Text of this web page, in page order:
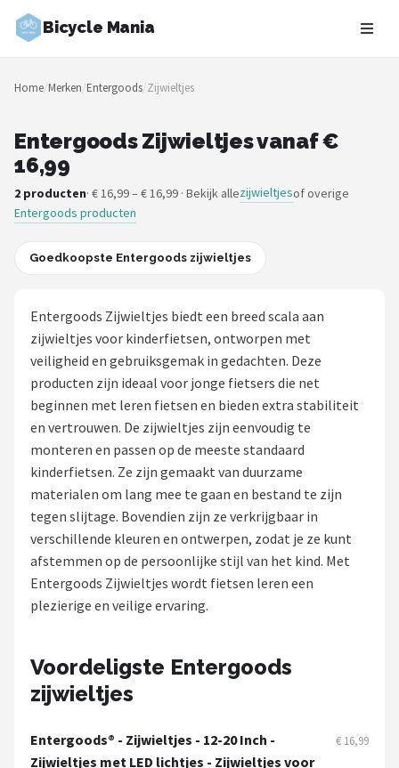
Bicycle Mania
Zoeken
NAVIGATIE
Merken
Blog
Fietsroutes
Stadsfietsen
Elektrische fietsen
Mountainbikes
Shop
POPULAIRE MERKEN
Basil
Volare
AXA
BBB Cycling
Home/Merken/Entergoods/Zijwieltjes
Entergoods Zijwieltjes vanaf €
16,99
2 producten· € 16,99 – € 16,99 · Bekijk allezijwieltjesof overige
Entergoods producten
Goedkoopste Entergoods zijwieltjes
Entergoods Zijwieltjes biedt een breed scala aan
zijwieltjes voor kinderfietsen, ontworpen met
veiligheid en gebruiksgemak in gedachten. Deze
producten zijn ideaal voor jonge fietsers die net
beginnen met leren fietsen en bieden extra stabiliteit
en vertrouwen. De zijwieltjes zijn eenvoudig te
monteren en passen op de meeste standaard
kinderfietsen. Ze zijn gemaakt van duurzame
materialen om lang mee te gaan en bestand te zijn
tegen slijtage. Bovendien zijn ze verkrijgbaar in
verschillende kleuren en ontwerpen, zodat je ze kunt
afstemmen op de persoonlijke stijl van het kind. Met
Entergoods Zijwieltjes wordt fietsen leren een
plezierige en veilige ervaring.
Voordeligste Entergoods
zijwieltjes
Entergoods® - Zijwieltjes - 12-20 Inch -
Zijwieltjes met LED lichtjes - Zijwieltjes voor
€ 16,99